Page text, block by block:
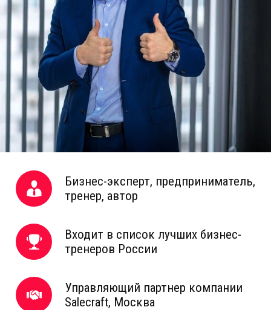
Бизнес-эксперт, предприниматель,
тренер, автор
Входит в список лучших бизнес-
тренеров России
Управляющий партнер компании
Salecraft, Москва